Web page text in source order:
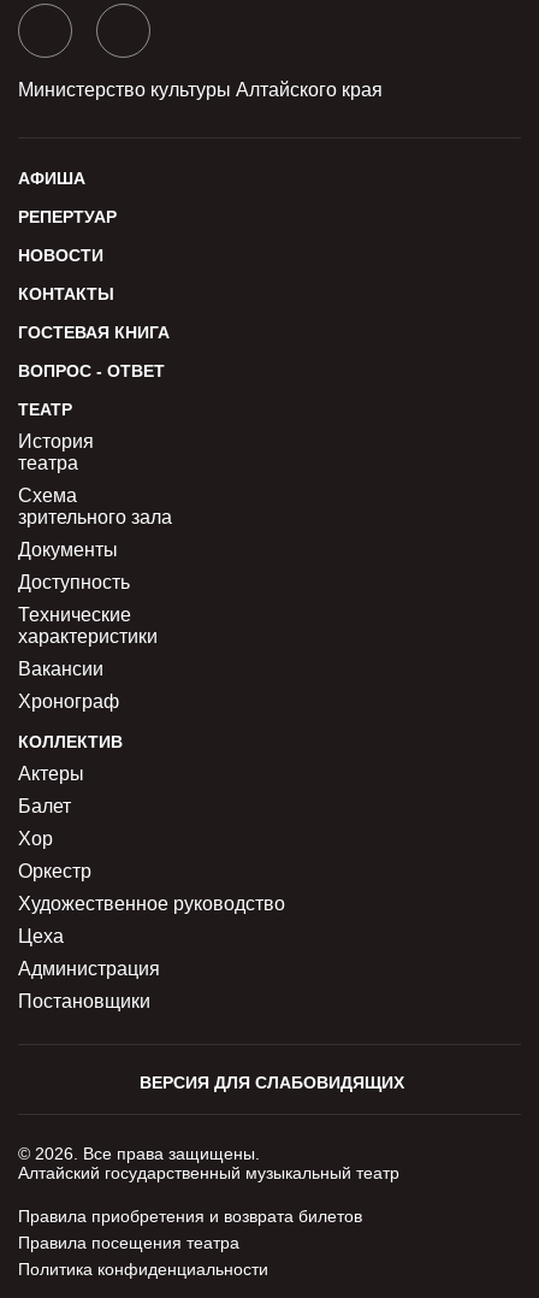
Министерство культуры Алтайского края
АФИША
РЕПЕРТУАР
НОВОСТИ
КОНТАКТЫ
ГОСТЕВАЯ КНИГА
ВОПРОС - ОТВЕТ
ТЕАТР
История
театра
Схема
зрительного зала
Документы
Доступность
Технические
характеристики
Вакансии
Хронограф
КОЛЛЕКТИВ
Актеры
Балет
Хор
Оркестр
Художественное руководство
Цеха
Администрация
Постановщики
ВЕРСИЯ ДЛЯ СЛАБОВИДЯЩИХ
© 2026. Все права защищены.
Алтайский государственный музыкальный театр
Правила приобретения и возврата билетов
Правила посещения театра
Политика конфиденциальности